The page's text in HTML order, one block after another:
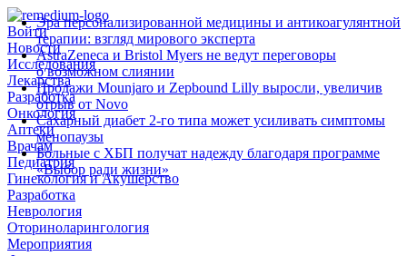
Войти
Новости
Исследования
Лекарства
Разработка
Онкология
Аптеки
Врачам
Педиатрия
Гинекология и Акушерство
Разработка
Неврология
Оториноларингология
Мероприятия
Эра персонализированной медицины и антикоагулянтной
терапии: взгляд мирового эксперта
AstraZeneca и Bristol Myers не ведут переговоры
о возможном слиянии
Продажи Mounjaro и Zepbound Lilly выросли, увеличив
отрыв от Novo
Сахарный диабет 2‑го типа может усиливать симптомы
менопаузы
Больные с ХБП получат надежду благодаря программе
«Выбор ради жизни»